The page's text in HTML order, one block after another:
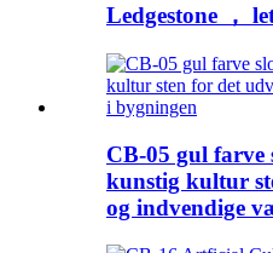
Ledgestone ，
CB-05 gul farve
kunstig kultur
og indvendige